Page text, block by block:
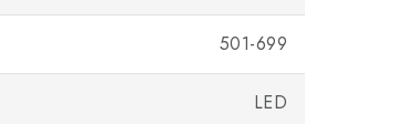
501-699
LED